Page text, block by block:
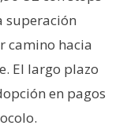
superación
camino hacia
El largo plazo
en pagos